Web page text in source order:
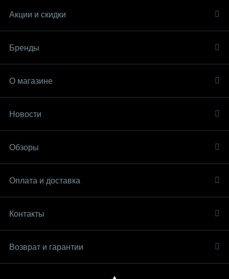
Акции и скидки
Бренды
О магазине
Новости
Обзоры
Оплата и доставка
Контакты
Возврат и гарантии